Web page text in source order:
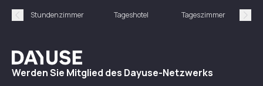
Précédent
Stundenzimmer Tageshotel Tageszimmer
Dayuse
Werden Sie Mitglied des Dayuse-Netzwerks